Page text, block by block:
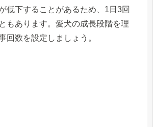
低下することがあるため、1日3回
もあります。愛犬の成長段階を理
回数を設定しましょう。